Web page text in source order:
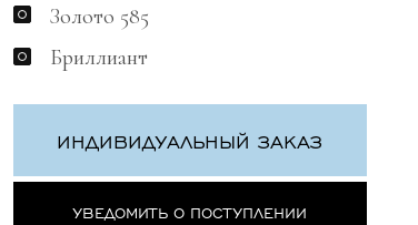
Золото 585
Бриллиант
ИНДИВИДУАЛЬНЫЙ ЗАКАЗ
УВЕДОМИТЬ О ПОСТУПЛЕНИИ